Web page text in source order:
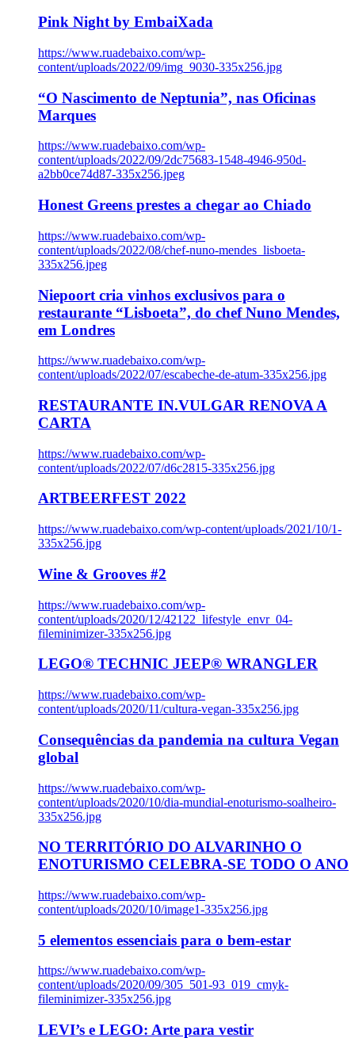
Pink Night by EmbaiXada
https://www.ruadebaixo.com/wp-
content/uploads/2022/09/img_9030-335x256.jpg
“O Nascimento de Neptunia”, nas Oficinas
Marques
https://www.ruadebaixo.com/wp-
content/uploads/2022/09/2dc75683-1548-4946-950d-
a2bb0ce74d87-335x256.jpeg
Honest Greens prestes a chegar ao Chiado
https://www.ruadebaixo.com/wp-
content/uploads/2022/08/chef-nuno-mendes_lisboeta-
335x256.jpeg
Niepoort cria vinhos exclusivos para o
restaurante “Lisboeta”, do chef Nuno Mendes,
em Londres
https://www.ruadebaixo.com/wp-
content/uploads/2022/07/escabeche-de-atum-335x256.jpg
RESTAURANTE IN.VULGAR RENOVA A
CARTA
https://www.ruadebaixo.com/wp-
content/uploads/2022/07/d6c2815-335x256.jpg
ARTBEERFEST 2022
https://www.ruadebaixo.com/wp-content/uploads/2021/10/1-
335x256.jpg
Wine & Grooves #2
https://www.ruadebaixo.com/wp-
content/uploads/2020/12/42122_lifestyle_envr_04-
fileminimizer-335x256.jpg
LEGO® TECHNIC JEEP® WRANGLER
https://www.ruadebaixo.com/wp-
content/uploads/2020/11/cultura-vegan-335x256.jpg
Consequências da pandemia na cultura Vegan
global
https://www.ruadebaixo.com/wp-
content/uploads/2020/10/dia-mundial-enoturismo-soalheiro-
335x256.jpg
NO TERRITÓRIO DO ALVARINHO O
ENOTURISMO CELEBRA-SE TODO O ANO
https://www.ruadebaixo.com/wp-
content/uploads/2020/10/image1-335x256.jpg
5 elementos essenciais para o bem-estar
https://www.ruadebaixo.com/wp-
content/uploads/2020/09/305_501-93_019_cmyk-
fileminimizer-335x256.jpg
LEVI’s e LEGO: Arte para vestir